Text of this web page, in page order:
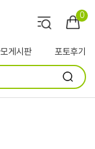
0
게시판 포토후기